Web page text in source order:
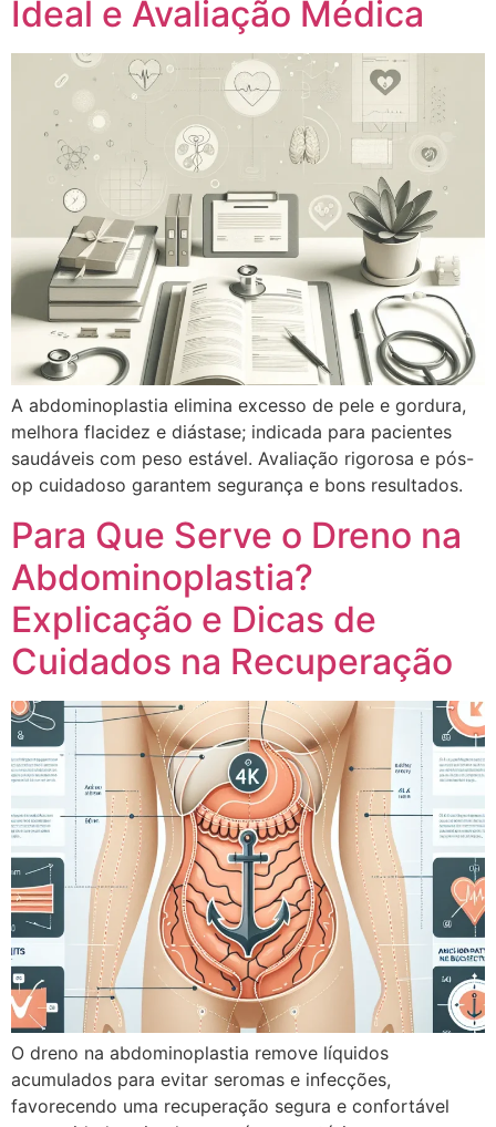
Ideal e Avaliação Médica
A abdominoplastia elimina excesso de pele e gordura,
melhora flacidez e diástase; indicada para pacientes
saudáveis com peso estável. Avaliação rigorosa e pós-
op cuidadoso garantem segurança e bons resultados.
Para Que Serve o Dreno na
Abdominoplastia?
Explicação e Dicas de
Cuidados na Recuperação
O dreno na abdominoplastia remove líquidos
acumulados para evitar seromas e infecções,
favorecendo uma recuperação segura e confortável